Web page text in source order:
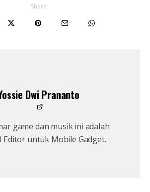
Share
Dwi Prananto
game dan musik ini adalah
Editor untuk Mobile Gadget.